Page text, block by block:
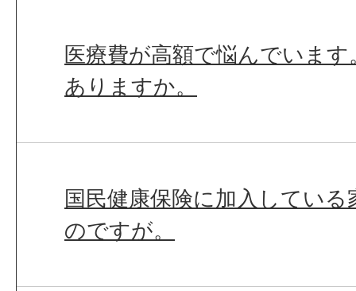
医療費が高額で悩んでいま
ありますか。
国民健康保険に加入してい
のですが。